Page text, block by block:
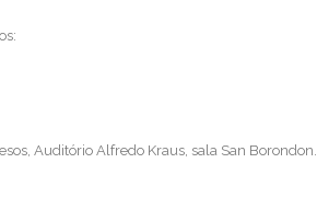
Auditório Alfredo Kraus, sala San Borondon.